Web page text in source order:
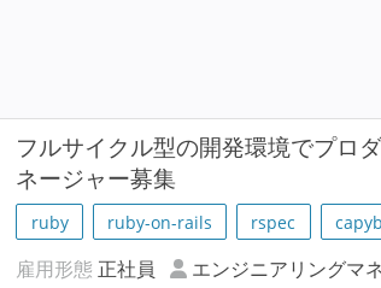
フルサイクル型の開発環境でプロ
ネージャー募集
ruby ruby-on-rails rspec
雇用形態 正社員 エンジニアリングマ